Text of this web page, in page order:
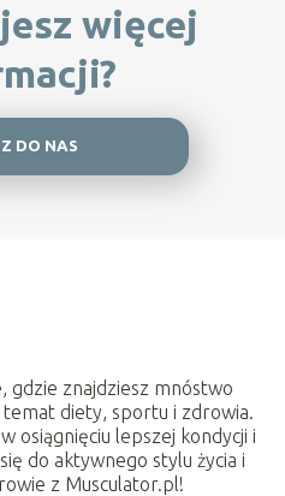
więcej
DO NAS
gdzie znajdziesz mnóstwo
diety, sportu i zdrowia.
osiągnięciu lepszej kondycji i
do aktywnego stylu życia i
z Musculator.pl!